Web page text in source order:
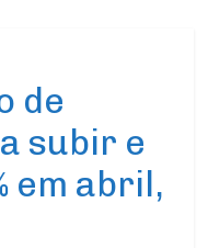
de
subir e
em abril,